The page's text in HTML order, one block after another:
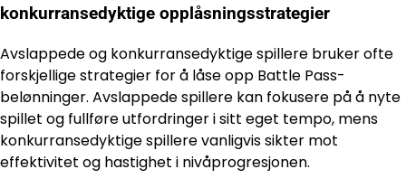
konkurransedyktige opplåsningsstrategier
Avslappede og konkurransedyktige spillere bruker ofte
forskjellige strategier for å låse opp Battle Pass-
belønninger. Avslappede spillere kan fokusere på å nyte
spillet og fullføre utfordringer i sitt eget tempo, mens
konkurransedyktige spillere vanligvis sikter mot
effektivitet og hastighet i nivåprogresjonen.